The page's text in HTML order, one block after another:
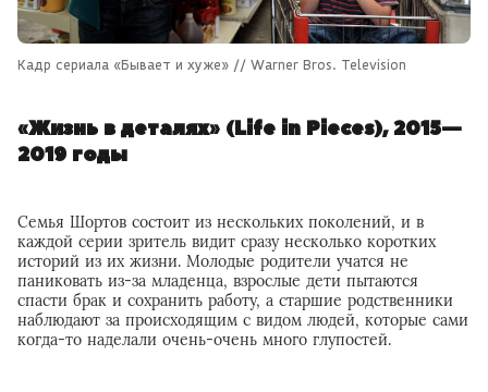
Кадр сериала «Бывает и хуже» // Warner Bros. Television
«Жизнь в деталях» (Life in Pieces), 2015—
2019 годы
Семья Шортов состоит из нескольких поколений, и в
каждой серии зритель видит сразу несколько коротких
историй из их жизни. Молодые родители учатся не
паниковать из-за младенца, взрослые дети пытаются
спасти брак и сохранить работу, а старшие родственники
наблюдают за происходящим с видом людей, которые сами
когда-то наделали очень-очень много глупостей.